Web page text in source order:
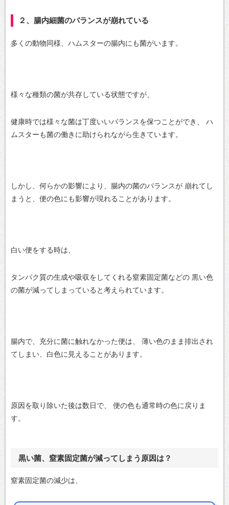
２、腸内細菌のバランスが崩れている
多くの動物同様、ハムスターの腸内にも菌がいます。
様々な種類の菌が共存している状態ですが、
健康時では様々な菌は丁度いいバランスを保つことができ、
ハ
ムスターも菌の働きに助けられながら生きています。
しかし、何らかの影響により、腸内の菌のバランスが 崩れてし
まうと、便の色にも影響が現れることがあります。
白い便をする時は、
タンパク質の生成や吸収をしてくれる窒素固定菌などの 黒い色
の菌が減ってしまっていると考えられています。
腸内で、充分に菌に触れなかった便は、
薄い色のまま排出され
てしまい、白色に見えることがあります。
原因を取り除いた後は数日で、
便の色も通常時の色に戻りま
す。
黒い菌、窒素固定菌が減ってしまう原因は？
窒素固定菌の減少は、